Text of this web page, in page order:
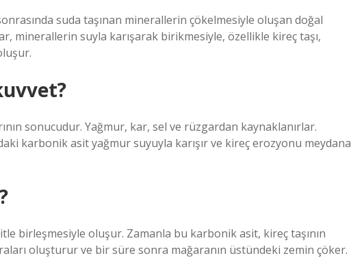
suda taşınan minerallerin çökelmesiyle oluşan doğal
minerallerin suyla karışarak birikmesiyle, özellikle kireç taşı,
sonucudur. Yağmur, kar, sel ve rüzgardan kaynaklanırlar.
karbonik asit yağmur suyuyla karışır ve kireç erozyonu meydana
birleşmesiyle oluşur. Zamanla bu karbonik asit, kireç taşının
oluşturur ve bir süre sonra mağaranın üstündeki zemin çöker.